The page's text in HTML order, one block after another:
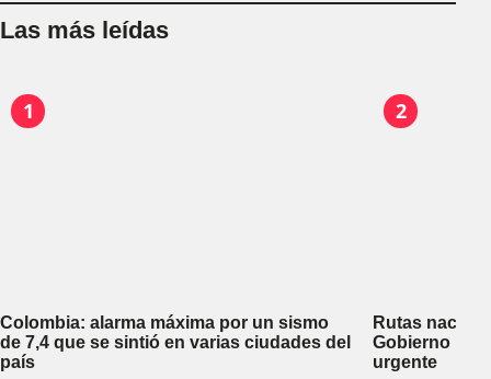
Las más leídas
1
Colombia: alarma máxima por un sismo
de 7,4 que se sintió en varias ciudades del
país
2
Rutas
Gobierno
urgente